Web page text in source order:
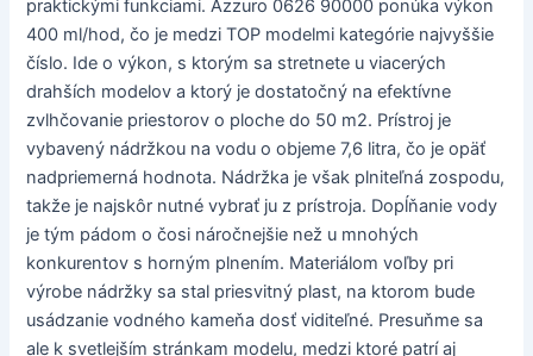
praktickými funkciami. Azzuro 0626 90000 ponúka výkon
400 ml/hod, čo je medzi TOP modelmi kategórie najvyššie
číslo. Ide o výkon, s ktorým sa stretnete u viacerých
drahších modelov a ktorý je dostatočný na efektívne
zvlhčovanie priestorov o ploche do 50 m2. Prístroj je
vybavený nádržkou na vodu o objeme 7,6 litra, čo je opäť
nadpriemerná hodnota. Nádržka je však plniteľná zospodu,
takže je najskôr nutné vybrať ju z prístroja. Dopĺňanie vody
je tým pádom o čosi náročnejšie než u mnohých
konkurentov s horným plnením. Materiálom voľby pri
výrobe nádržky sa stal priesvitný plast, na ktorom bude
usádzanie vodného kameňa dosť viditeľné. Presuňme sa
ale k svetlejším stránkam modelu, medzi ktoré patrí aj